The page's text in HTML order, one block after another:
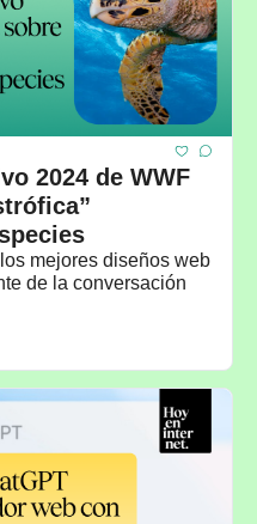
2024 de WWF
mejores diseños web
de la conversación